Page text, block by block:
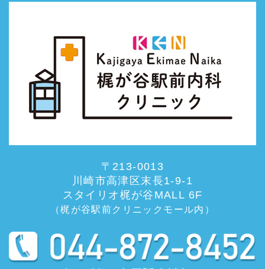
〒213-0013
川崎市高津区末長1-9-1
スタイリオ梶が谷MALL 6F
（梶が谷駅前クリニックモール内）